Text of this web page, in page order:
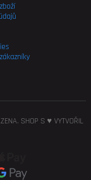
zákazníky
SHOP S ♥ VYTVOŘIL